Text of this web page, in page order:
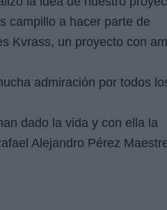
campillo a hacer parte de
Kvrass, un proyecto con
admiración por todos
dado la vida y con ella la
Alejandro Pérez